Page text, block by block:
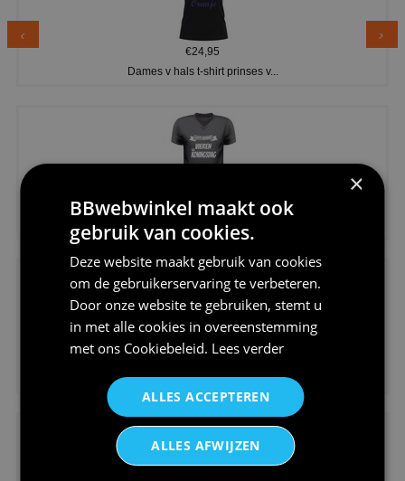
€24,95
Dames v hals t-shirt prinses v...
€24,95
Koningsdag shirt heren v-hals ...
V-hals shirt rood wit blauw st...
×
BBwebwinkel maakt ook
gebruik van cookies.
Deze website maakt gebruik van cookies
om de gebruikerservaring te verbeteren.
Door onze website te gebruiken, stemt u
in met alle cookies in overeenstemming
met ons Cookiebeleid. Lees verder
ALLES ACCEPTEREN
ALLES AFWIJZEN